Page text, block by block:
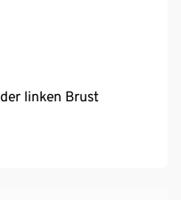
linken Brust
und Knopf